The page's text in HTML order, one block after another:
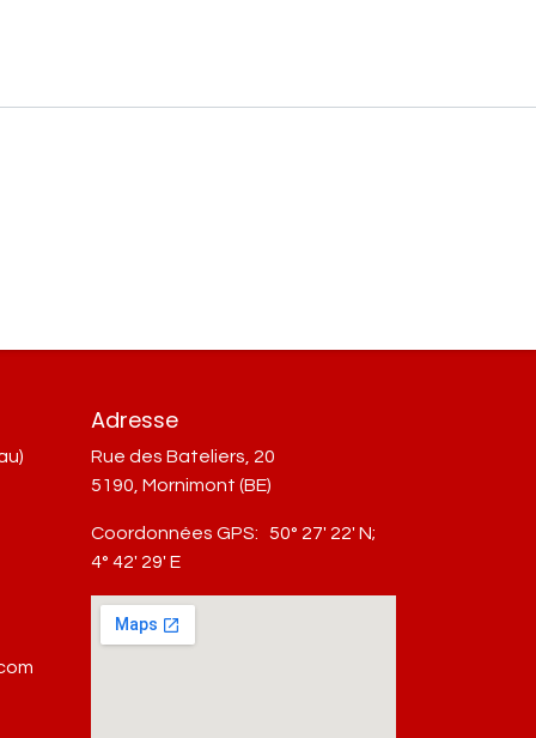
Adresse
Rue des Bateliers, 20
5190, Mornimont (BE)
Coordonnées GPS:
50° 27' 22' N;
4° 42' 29' E